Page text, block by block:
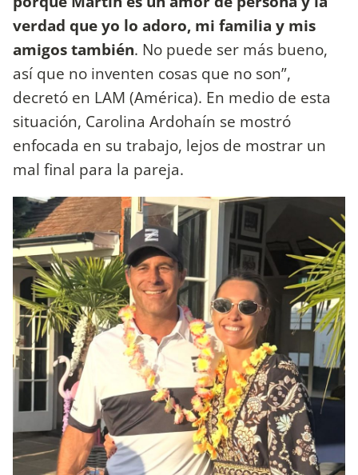
verdad que yo lo adoro, mi familia y mis
amigos también. No puede ser más bueno,
así que no inventen cosas que no son”,
decretó en LAM (América). En medio de esta
situación, Carolina Ardohaín se mostró
enfocada en su trabajo, lejos de mostrar un
mal final para la pareja.